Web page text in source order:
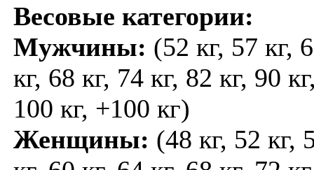
Весовые категории:
Мужчины: (52 кг, 57 кг,
кг, 68 кг, 74 кг, 82 кг, 90
100 кг, +100 кг)
Женщины: (48 кг, 52 кг,